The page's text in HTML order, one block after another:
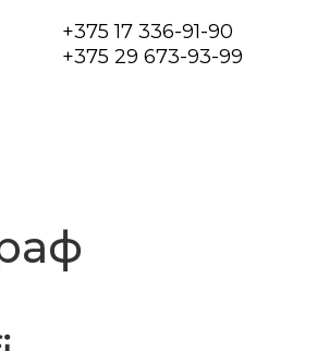
+375 17 336-91-90
+375 29 673-93-99